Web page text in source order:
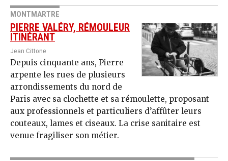
MONTMARTRE
PIERRE VALÉRY, RÉMOULEUR
ITINÉRANT
Jean Cittone
Depuis cinquante ans, Pierre
arpente les rues de plusieurs
arrondissements du nord de
Paris avec sa clochette et sa rémoulette, proposant
aux professionnels et particuliers d’affûter leurs
couteaux, lames et ciseaux. La crise sanitaire est
venue fragiliser son métier.